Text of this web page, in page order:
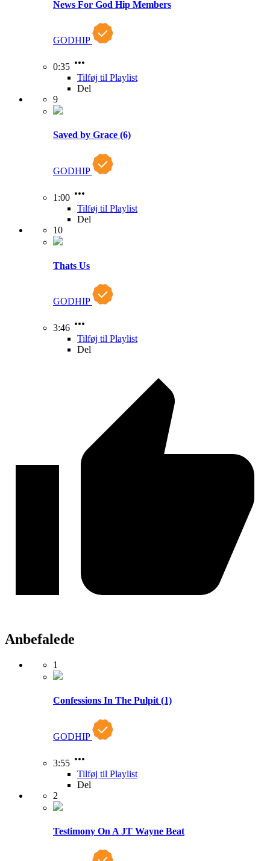
News For God Hip Members
GODHIP
0:35
Tilføj til Playlist
Del
9
Saved by Grace (6)
GODHIP
1:00
Tilføj til Playlist
Del
10
Thats Us
GODHIP
3:46
Tilføj til Playlist
Del
Anbefalede
1
Confessions In The Pulpit (1)
GODHIP
3:55
Tilføj til Playlist
Del
2
Testimony On A JT Wayne Beat